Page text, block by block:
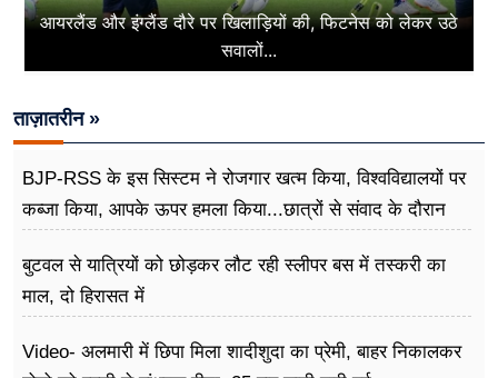
आयरलैंड और इंग्लैंड दौरे पर खिलाड़ियों की, फिटनेस को लेकर उठे
सवालों...
ताज़ातरीन »
BJP-RSS के इस सिस्टम ने रोजगार खत्म किया, विश्वविद्यालयों पर
कब्जा किया, आपके ऊपर हमला किया...छात्रों से संवाद के दौरान
बुटवल से यात्रियों को छोड़कर लौट रही स्लीपर बस में तस्करी का
माल, दो हिरासत में
Video- अलमारी में छिपा मिला शादीशुदा का प्रेमी, बाहर निकालकर